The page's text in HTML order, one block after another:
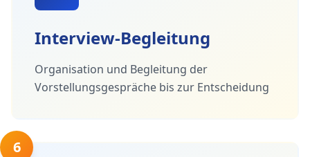
Interview-Begleitung
Organisation und Begleitung der
Vorstellungsgespräche bis zur Entscheidung
6